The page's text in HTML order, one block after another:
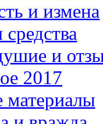
и измена
и
2017